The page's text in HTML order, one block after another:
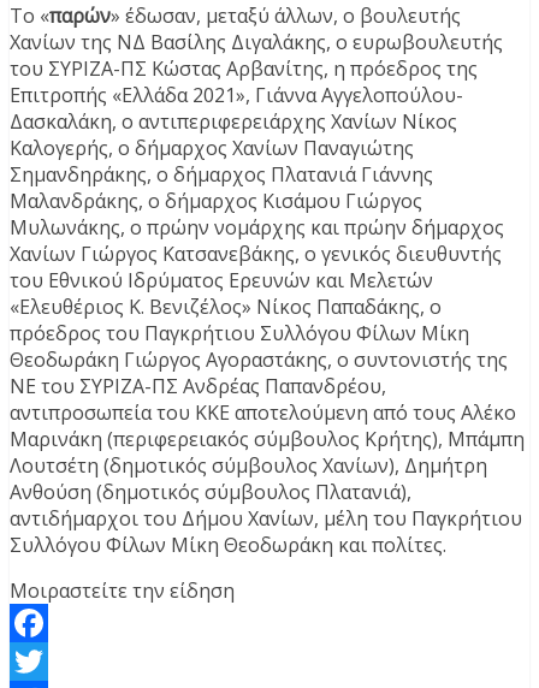
Το «παρών» έδωσαν, μεταξύ άλλων, ο βουλευτής
Χανίων της ΝΔ Βασίλης Διγαλάκης, ο ευρωβουλευτής
του ΣΥΡΙΖΑ-ΠΣ Κώστας Αρβανίτης, η πρόεδρος της
Επιτροπής «Ελλάδα 2021», Γιάννα Αγγελοπούλου-
Δασκαλάκη, ο αντιπεριφερειάρχης Χανίων Νίκος
Καλογερής, ο δήμαρχος Χανίων Παναγιώτης
Σημανδηράκης, ο δήμαρχος Πλατανιά Γιάννης
Μαλανδράκης, ο δήμαρχος Κισάμου Γιώργος
Μυλωνάκης, ο πρώην νομάρχης και πρώην δήμαρχος
Χανίων Γιώργος Κατσανεβάκης, ο γενικός διευθυντής
του Εθνικού Ιδρύματος Ερευνών και Μελετών
«Ελευθέριος Κ. Βενιζέλος» Νίκος Παπαδάκης, ο
πρόεδρος του Παγκρήτιου Συλλόγου Φίλων Μίκη
Θεοδωράκη Γιώργος Αγοραστάκης, ο συντονιστής της
ΝΕ του ΣΥΡΙΖΑ-ΠΣ Ανδρέας Παπανδρέου,
αντιπροσωπεία του ΚΚΕ αποτελούμενη από τους Αλέκο
Μαρινάκη (περιφερειακός σύμβουλος Κρήτης), Μπάμπη
Λουτσέτη (δημοτικός σύμβουλος Χανίων), Δημήτρη
Ανθούση (δημοτικός σύμβουλος Πλατανιά),
αντιδήμαρχοι του Δήμου Χανίων, μέλη του Παγκρήτιου
Συλλόγου Φίλων Μίκη Θεοδωράκη και πολίτες.
Μοιραστείτε την είδηση
Facebook